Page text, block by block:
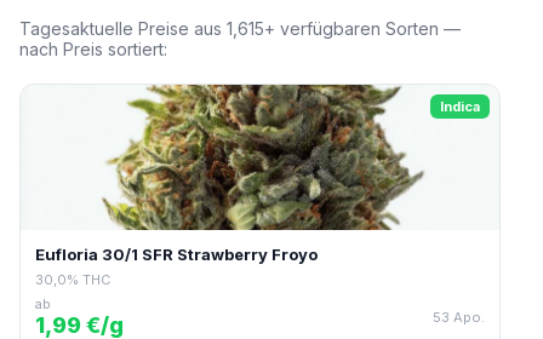
Tagesaktuelle Preise aus 1,615+ verfügbaren Sorten —
nach Preis sortiert:
Indica
Eufloria 30/1 SFR Strawberry Froyo
30,0% THC
ab
1,99 €/g 53 Apo.